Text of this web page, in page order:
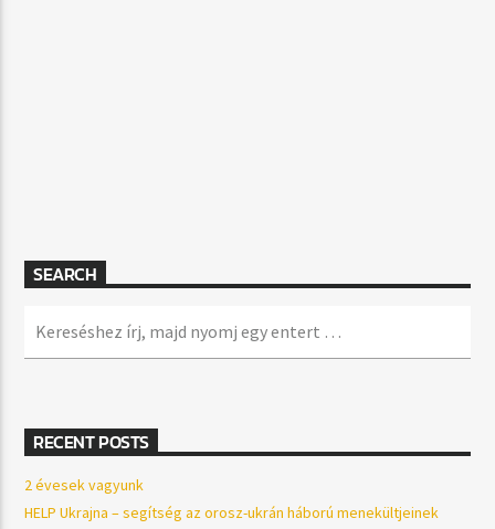
SEARCH
RECENT POSTS
2 évesek vagyunk
HELP Ukrajna – segítség az orosz-ukrán háború menekültjeinek